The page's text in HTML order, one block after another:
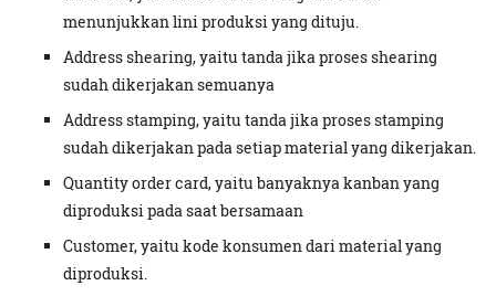
menunjukkan lini produksi yang dituju.
Address shearing, yaitu tanda jika proses shearing
sudah dikerjakan semuanya
Address stamping, yaitu tanda jika proses stamping
sudah dikerjakan pada setiap material yang dikerjakan.
Quantity order card, yaitu banyaknya kanban yang
diproduksi pada saat bersamaan
Customer, yaitu kode konsumen dari material yang
diproduksi.